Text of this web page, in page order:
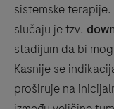
sistemske
slučaju je tzv.
stadijum da bi
Kasnije se
proširuje na